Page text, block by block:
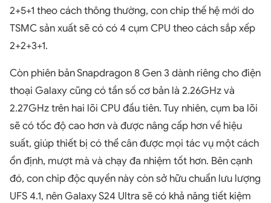
2+5+1 theo cách thông thường, con chip thế hệ mới do
TSMC sản xuất sẽ có có 4 cụm CPU theo cách sắp xếp
2+2+3+1.
Còn phiên bản Snapdragon 8 Gen 3 dành riêng cho điện
thoại Galaxy cũng có tần số cơ bản là 2.26GHz và
2.27GHz trên hai lõi CPU đầu tiên. Tuy nhiên, cụm ba lõi
sẽ có tốc độ cao hơn và được nâng cấp hơn về hiệu
suất, giúp thiết bị có thể cân được mọi tác vụ một cách
ổn định, mượt mà và chạy đa nhiệm tốt hơn. Bên cạnh
đó, con chip độc quyền này còn sở hữu chuẩn lưu lượng
UFS 4.1, nên Galaxy S24 Ultra sẽ có khả năng tiết kiệm